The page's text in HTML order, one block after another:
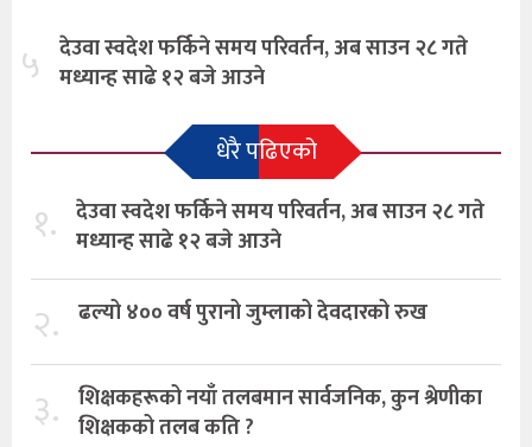
५ देउवा स्वदेश फर्किने समय परिवर्तन, अब साउन २८ गते
मध्यान्ह साढे १२ बजे आउने
धेरै पढिएको
१. देउवा स्वदेश फर्किने समय परिवर्तन, अब साउन २८ गते
मध्यान्ह साढे १२ बजे आउने
२. ढल्यो ४०० वर्ष पुरानो जुम्लाको देवदारको रुख
३. शिक्षकहरूको नयाँ तलबमान सार्वजनिक, कुन श्रेणीका
शिक्षकको तलब कति ?